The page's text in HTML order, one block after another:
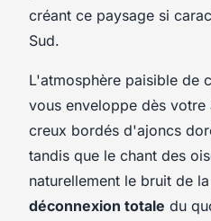
créant ce paysage si
Sud.
L'atmosphère paisible de
vous enveloppe dès votre
creux bordés d'ajoncs
tandis que le chant des
naturellement le bruit de
déconnexion totale du